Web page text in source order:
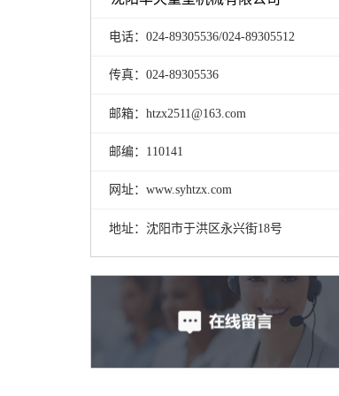
电话：024-89305536/024-89305512
传真：024-89305536
邮箱：htzx2511@163.com
邮编：110141
网址：www.syhtzx.com
地址：沈阳市于洪区永兴街18号